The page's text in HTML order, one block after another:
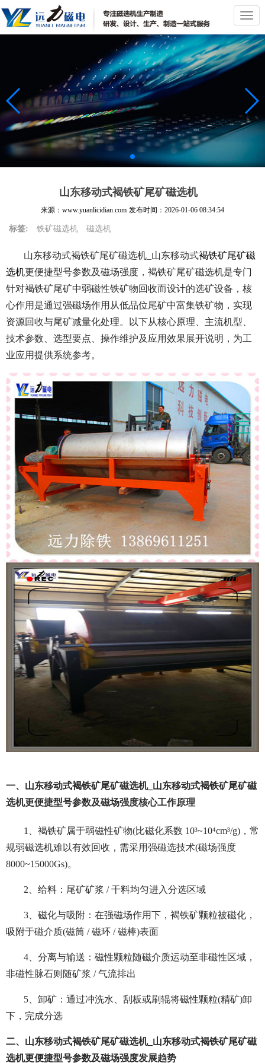
切
换
导
航
山东移动式褐铁矿尾矿磁选机
来源：www.yuanlicidian.com 发布时间： 2026-01-06 08:34:54
标签: 铁矿磁选机 磁选机
山东移动式褐铁矿尾矿磁选机_山东移动式褐铁矿尾矿磁
选机更便捷型号参数及磁场强度，褐铁矿尾矿磁选机是专门
针对褐铁矿尾矿中弱磁性铁矿物回收而设计的选矿设备，核
心作用是通过强磁场作用从低品位尾矿中富集铁矿物，实现
资源回收与尾矿减量化处理。以下从核心原理、主流机型、
技术参数、选型要点、操作维护及应用效果展开说明，为工
业应用提供系统参考。
一、山东移动式褐铁矿尾矿磁选机_山东移动式褐铁矿尾矿磁
选机更便捷型号参数及磁场强度核心工作原理
1、褐铁矿属于弱磁性矿物(比磁化系数 10³~10⁴cm³/g)，常
规弱磁选机难以有效回收，需采用强磁选技术(磁场强度
8000~15000Gs)。
2、给料：尾矿矿浆 / 干料均匀进入分选区域
3、磁化与吸附：在强磁场作用下，褐铁矿颗粒被磁化，
吸附于磁介质(磁筒 / 磁环 / 磁棒)表面
4、分离与输送：磁性颗粒随磁介质运动至非磁性区域，
非磁性脉石则随矿浆 / 气流排出
5、卸矿：通过冲洗水、刮板或刷辊将磁性颗粒(精矿)卸
下，完成分选
二、山东移动式褐铁矿尾矿磁选机_山东移动式褐铁矿尾矿磁
选机更便捷型号参数及磁场强度发展趋势